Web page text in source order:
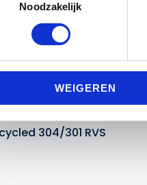
Noodzakelijk
WEIGEREN
en afsluitdop
uur met ijs, 5 uur warm
304/301 RVS